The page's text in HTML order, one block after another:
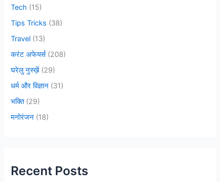
Tech (15)
Tips Tricks (38)
Travel (13)
करंट अफेयर्स(208)
घरेलु नुस्ख़ें (29)
धर्म और विज्ञान (31)
भक्ति(29)
मनोरंजन (18)
Recent Posts